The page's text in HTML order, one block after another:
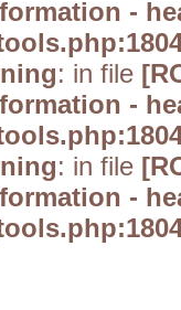
-
: in file
-
: in file
-